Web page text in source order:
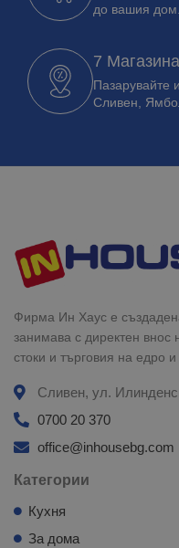
до вашия дом.
7 Магазина
Пазарувайте
Сливен,
Фирма Ин Хаус е
занимава с директен
стоки и търговия на едро и
Сливен, ул.
0700 20 370
office@inhousebg.com
Категории
Кухня
За дома